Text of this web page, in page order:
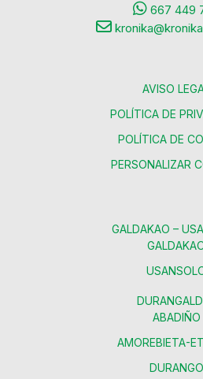
667 449
AVISO
POLÍTICA DE
POLÍTICA DE
PERSONALIZAR
GALDAKAO –
ABADIÑO
AMOREBIETA-
DURANGO